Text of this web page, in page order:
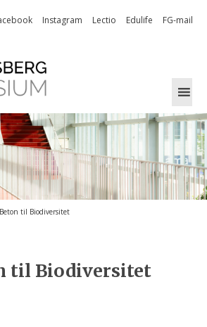
Instagram Lectio Edulife FG-mail
til Biodiversitet
til Biodiversitet